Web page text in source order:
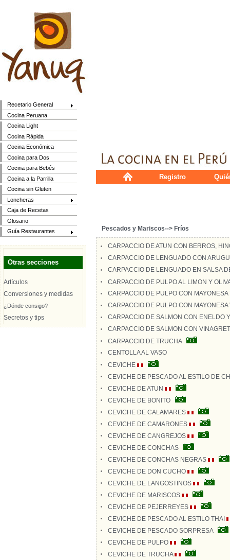
Recetario General
Cocina Peruana
Cocina Light
Cocina Rápida
Cocina Económica
Cocina para Dos
Cocina para Bebés
Cocina a la Parrilla
Cocina sin Gluten
Loncheras
Caja de Recetas
Glosario
Guía Restaurantes
Otras secciones
Artículos
Conversiones y medidas
¿Dónde consigo?
Secretos y tips
Registro
Pescados y Mariscos--> Fríos
CARPACCIO DE ATUN CON BERROS,
CARPACCIO DE LENGUADO CON
CARPACCIO DE LENGUADO EN SALSA
CARPACCIO DE PULPO AL LIMON Y
CARPACCIO DE PULPO CON MAYONESA
CARPACCIO DE PULPO CON MAYONESA
CARPACCIO DE SALMON CON ENELDO
CARPACCIO DE SALMON CON
CARPACCIO DE TRUCHA
CENTOLLA AL VASO
CEVICHE
CEVICHE DE PESCADO AL ESTILO DE
CEVICHE DE ATUN
CEVICHE DE BONITO
CEVICHE DE CALAMARES
CEVICHE DE CAMARONES
CEVICHE DE CANGREJOS
CEVICHE DE CONCHAS
CEVICHE DE CONCHAS NEGRAS
CEVICHE DE DON CUCHO
CEVICHE DE LANGOSTINOS
CEVICHE DE MARISCOS
CEVICHE DE PEJERREYES
CEVICHE DE PESCADO AL ESTILO THAI
CEVICHE DE PESCADO SORPRESA
CEVICHE DE PULPO
CEVICHE DE TRUCHA